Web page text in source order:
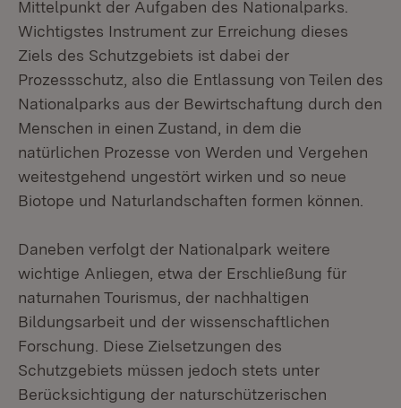
Mittelpunkt der Aufgaben des Nationalparks.
Wichtigstes Instrument zur Erreichung dieses
Ziels des Schutzgebiets ist dabei der
Prozessschutz, also die Entlassung von Teilen des
Nationalparks aus der Bewirtschaftung durch den
Menschen in einen Zustand, in dem die
natürlichen Prozesse von Werden und Vergehen
weitestgehend ungestört wirken und so neue
Biotope und Naturlandschaften formen können.
Daneben verfolgt der Nationalpark weitere
wichtige Anliegen, etwa der Erschließung für
naturnahen Tourismus, der nachhaltigen
Bildungsarbeit und der wissenschaftlichen
Forschung. Diese Zielsetzungen des
Schutzgebiets müssen jedoch stets unter
Berücksichtigung der naturschützerischen